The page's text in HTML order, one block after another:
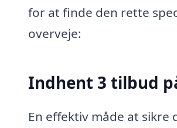
for at finde den rette
overveje:
Indhent 3 tilbud
En effektiv måde at